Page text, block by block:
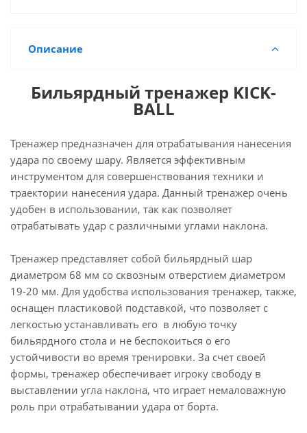
Описание
Бильярдный тренажер KICK-
BALL
Тренажер предназначен для отрабатывания нанесения
удара по своему шару. Является эффективным
инструментом для совершенствования техники и
траектории нанесения удара. Данный тренажер очень
удобен в использовании, так как позволяет
отрабатывать удар с различными углами наклона.
Тренажер представляет собой бильярдный шар
диаметром 68 мм со сквозным отверстием диаметром
19-20 мм. Для удобства использования тренажер, также,
оснащен пластиковой подставкой, что позволяет с
легкостью устанавливать его в любую точку
бильярдного стола и не беспокоиться о его
устойчивости во время тренировки. За счет своей
формы, тренажер обеспечивает игроку свободу в
выставлении угла наклона, что играет немаловажную
роль при отрабатывании удара от борта.